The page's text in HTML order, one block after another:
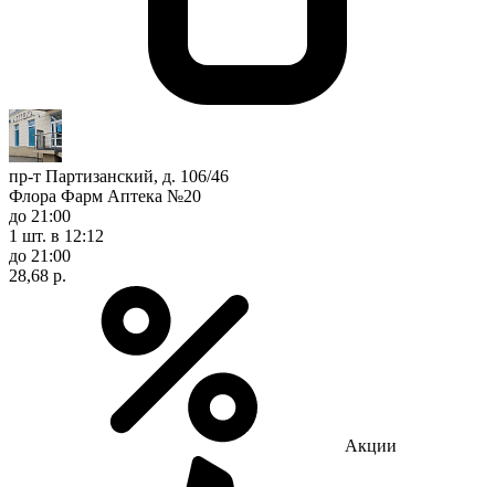
пр-т Партизанский, д. 106/46
Флора Фарм Аптека №20
до 21:00
1 шт. в 12:12
до 21:00
28,68 р.
Акции